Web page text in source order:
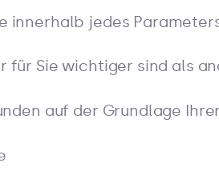
innerhalb jedes
für Sie wichtiger sind als
auf der Grundlage